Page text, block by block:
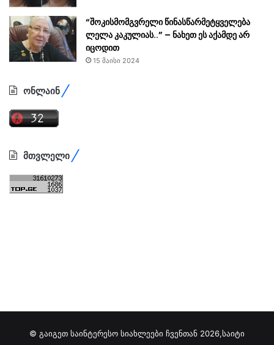
“შოკისმომგვრელი წინასწარმეტყველება
ლელა კაკულიას..” – ნახეთ ეს აქამდე არ
იცოდით
15 მაისი 2024
ონლაინ
მთვლელი
© გაიგეთ საინტერესო სიახლეები ჩვენთან 2026,საიტი